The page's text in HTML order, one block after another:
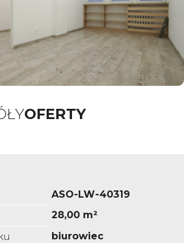
OFERTY
ASO-LW-40319
28,00 m²
biurowiec